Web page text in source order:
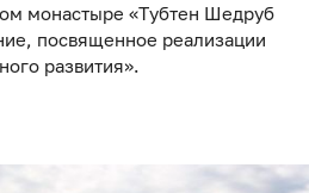
монастыре «Тубтен Шедруб
посвященное реализации
развития».